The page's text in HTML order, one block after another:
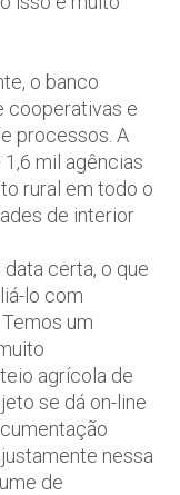
o banco
cooperativas e
processos. A
mil agências
rural em todo o
de interior
data certa, o que
lo com
um
agrícola de
se dá on-line
nessa
de